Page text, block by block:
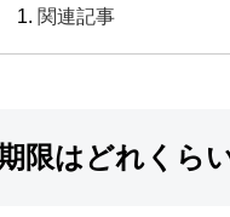
関連記事
限はどれくら